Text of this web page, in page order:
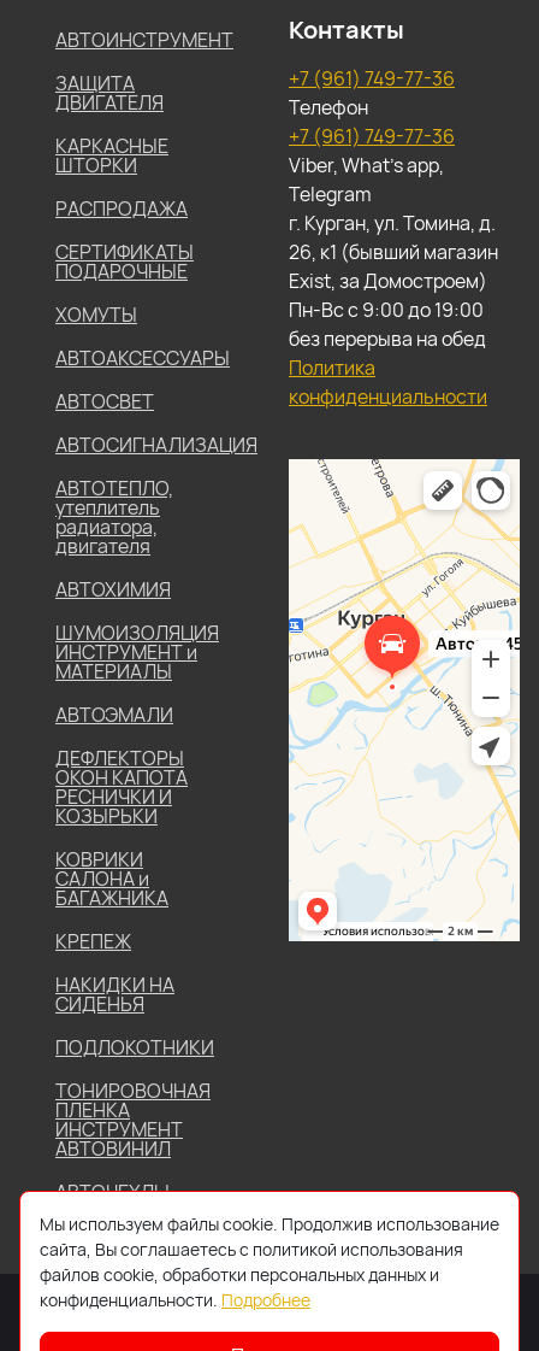
АВТОИНСТРУМЕНТ
ЗАЩИТА
ДВИГАТЕЛЯ
КАРКАСНЫЕ
ШТОРКИ
РАСПРОДАЖА
СЕРТИФИКАТЫ
ПОДАРОЧНЫЕ
ХОМУТЫ
АВТОАКСЕССУАРЫ
АВТОСВЕТ
АВТОСИГНАЛИЗАЦИЯ
АВТОТЕПЛО,
утеплитель
радиатора,
двигателя
АВТОХИМИЯ
ШУМОИЗОЛЯЦИЯ
ИНСТРУМЕНТ и
МАТЕРИАЛЫ
АВТОЭМАЛИ
ДЕФЛЕКТОРЫ
ОКОН КАПОТА
РЕСНИЧКИ И
КОЗЫРЬКИ
КОВРИКИ
САЛОНА и
БАГАЖНИКА
КРЕПЕЖ
НАКИДКИ НА
СИДЕНЬЯ
ПОДЛОКОТНИКИ
ТОНИРОВОЧНАЯ
ПЛЕНКА
ИНСТРУМЕНТ
АВТОВИНИЛ
АВТОЧЕХЛЫ
Контакты
+7 (961) 749-77-36
Телефон
+7 (961) 749-77-36
Viber, What's app,
Telegram
г. Курган, ул. Томина, д.
26, к1 (бывший магазин
Exist, за Домостроем)
Пн-Вс с 9:00 до 19:00
без перерыва на обед
Политика
конфиденциальности
Мы используем файлы cookie. Продолжив использование
сайта, Вы соглашаетесь с политикой использования
файлов cookie, обработки персональных данных и
конфиденциальности. Подробнее